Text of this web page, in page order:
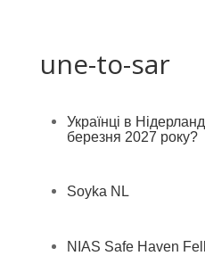
une-to-sar
Українці в
березня 2027 року?
Soyka NL
NIAS Safe Haven